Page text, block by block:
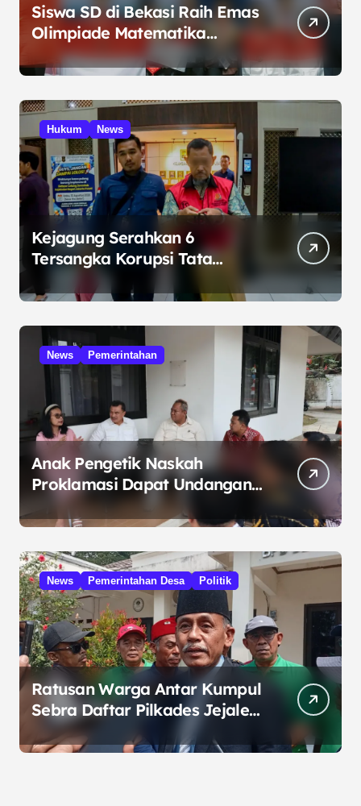
Siswa SD di Bekasi Raih Emas
Olimpiade Matematika
Internasional di Malaysia
Hukum News
Kejagung Serahkan 6
Tersangka Korupsi Tata
Kelola Minyak ke Penuntut
Umum
News Pemerintahan
Anak Pengetik Naskah
Proklamasi Dapat Undangan
HUT RI dari Presiden
Prabowo
News Pemerintahan Desa Politik
Ratusan Warga Antar Kumpul
Sebra Daftar Pilkades Jejalen
Jaya, Serukan Pemilu Damai